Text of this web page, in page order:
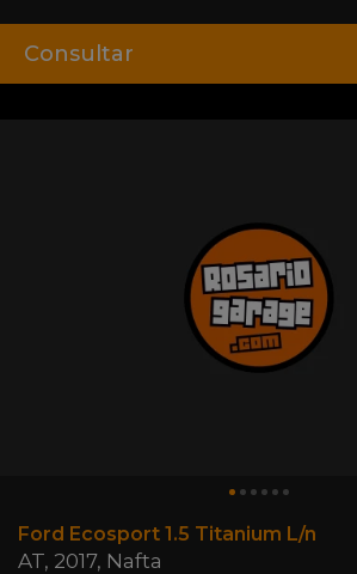
Consultar
Ford Ecosport 1.5 Titanium L/n
AT, 2017, Nafta